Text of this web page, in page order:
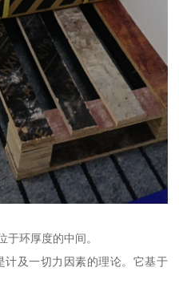
于环厚度的中间。
及一切力因素的理论。它基于